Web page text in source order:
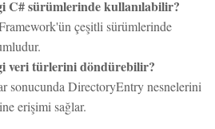
çeşitli sürümlerinde
veri türlerini döndürebilir?
sonucunda DirectoryEntry nesnelerini
erişimi sağlar.